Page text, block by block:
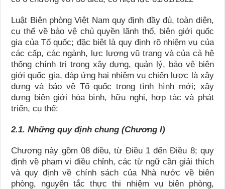
Luật Biên phòng Việt Nam quy định đầy đủ, toàn diện,
cụ thể về bảo vệ chủ quyền lãnh thổ, biên giới quốc
gia của Tổ quốc; đặc biệt là quy định rõ nhiệm vụ của
các cấp, các ngành, lực lượng vũ trang và của cả hệ
thống chính trị trong xây dựng, quản lý, bảo vệ biên
giới quốc gia, đáp ứng hai nhiệm vụ chiến lược là xây
dựng và bảo vệ Tổ quốc trong tình hình mới; xây
dựng biên giới hòa bình, hữu nghị, hợp tác và phát
triển, cụ thể:
2.1. Những quy định chung (Chương I)
Chương này gồm 08 điều, từ Điều 1 đến Điều 8; quy
định về phạm vi điều chỉnh, các từ ngữ cần giải thích
và quy định về chính sách của Nhà nước về biên
phòng, nguyên tắc thực thi nhiệm vụ biên phòng,